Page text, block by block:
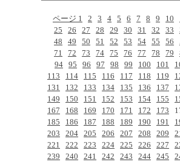
ページ 1 2 3 4 5 6 7 8 9 10
25
26 27 28 29 30 31 32 33
48
49 50 51 52 53 54 55 56
71
72 73 74 75 76 77 78 79
94 95 96 97 98 99 100 101
113
114 115 116 117 118 119
131
132 133 134 135 136 137
149
150 151 152 153 154 155
167
168 169 170 171 172 173
185
186 187 188 189 190 191
203
204 205 206 207 208 209
221
222 223 224 225 226 227
239
240 241 242 243 244 245